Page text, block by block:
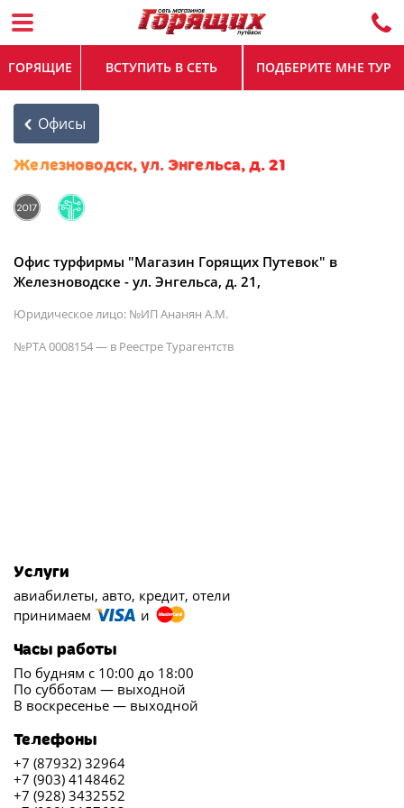
ГОРЯЩИЕ ВСТУПИТЬ В СЕТЬ ПОДБЕРИТЕ МНЕ ТУР
Офисы
Железноводск, ул. Энгельса, д. 21
Офис турфирмы "Магазин Горящих Путевок" в
Железноводске - ул. Энгельса, д. 21,
Юридическое лицо: №ИП Ананян А.М.
№РТА 0008154 — в Реестре Турагентств
Услуги
авиабилеты, авто, кредит, отели
принимаем
и
Часы работы
По будням с 10:00 до 18:00
По субботам — выходной
В воскресенье — выходной
Телефоны
+7 (87932) 32964
+7 (903) 4148462
+7 (928) 3432552